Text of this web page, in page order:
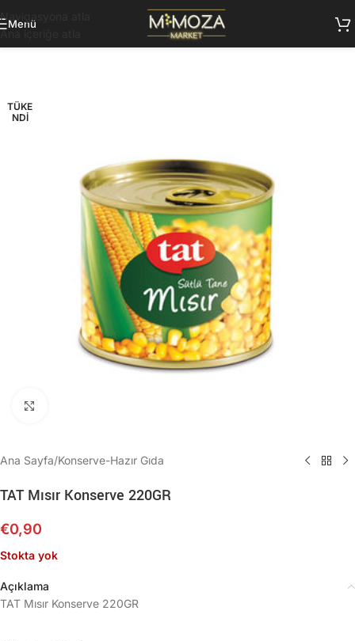
Navigasyona atla
Ana içeriğe atla
Menü
TÜKE
NDI
Ana Sayfa/Konserve-Hazır Gıda
TAT Mısır Konserve 220GR
€0,90
Stokta yok
Açıklama
TAT Mısır Konserve 220GR